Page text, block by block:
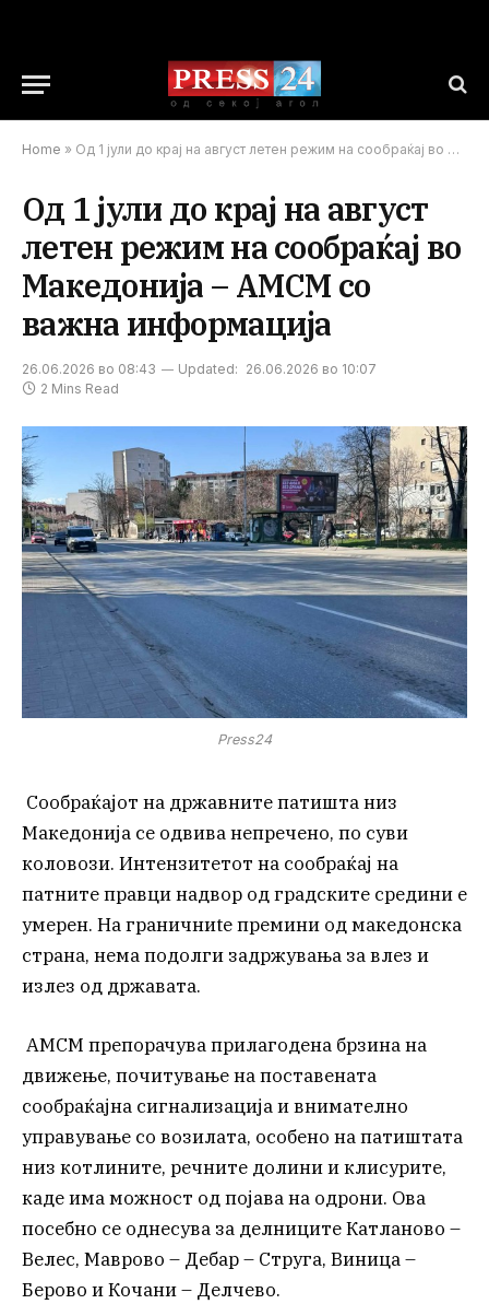
Home » Од 1 јули до крај на август летен режим на сообраќај во Македонија – АМСМ со важна информација
Од 1 јули до крај на август
летен режим на сообраќај во
Македонија – АМСМ со
важна информација
26.06.2026 во 08:43 Updated: 26.06.2026 во 10:07
2 Mins Read
Press24
Сообраќајот на државните патишта низ
Македонија се одвива непречено, по суви
коловози. Интензитетот на сообраќај на
патните правци надвор од градските средини е
умерен. На граничниte премини од македонска
страна, нема подолги задржувања за влез и
излез од државата.
АМСМ препорачува прилагодена брзина на
движење, почитување на поставената
сообраќајна сигнализација и внимателно
управување со возилата, особено на патиштата
низ котлините, речните долини и клисурите,
каде има можност од појава на одрони. Ова
посебно се однесува за делниците Катланово –
Велес, Маврово – Дебар – Струга, Виница –
Берово и Кочани – Делчево.